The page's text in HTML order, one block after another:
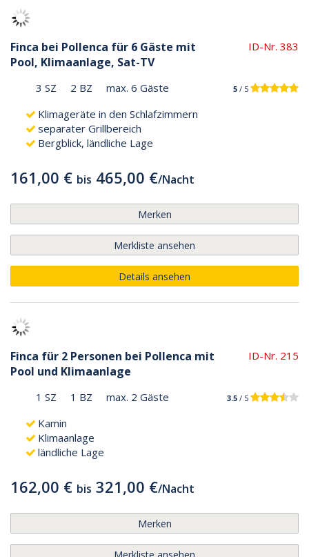
Finca bei Pollenca für 6 Gäste mit
Pool, Klimaanlage, Sat-TV
ID-Nr. 383
3 SZ 2 BZ max. 6 Gäste 5 / 5
Klimageräte in den Schlafzimmern
separater Grillbereich
Bergblick, ländliche Lage
161,00 € bis 465,00 €/Nacht
Merken
Merkliste ansehen
Details ansehen
Finca für 2 Personen bei Pollenca mit
Pool und Klimaanlage
ID-Nr. 215
1 SZ 1 BZ max. 2 Gäste 3.5 / 5
Kamin
Klimaanlage
ländliche Lage
162,00 € bis 321,00 €/Nacht
Merken
Merkliste ansehen